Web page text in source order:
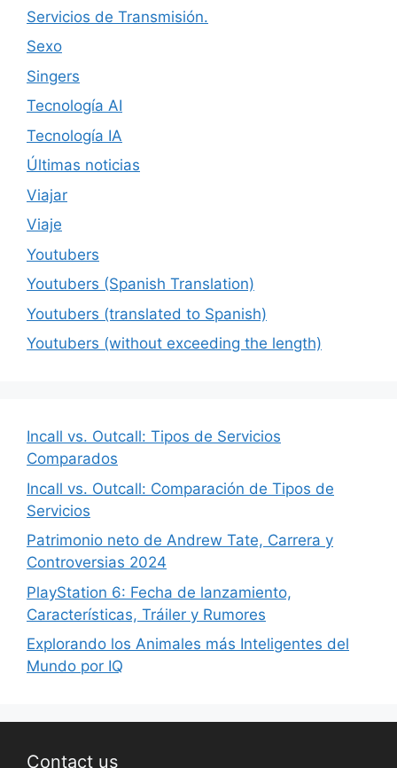
Servicios de Transmisión.
Sexo
Singers
Tecnología AI
Tecnología IA
Últimas noticias
Viajar
Viaje
Youtubers
Youtubers (Spanish Translation)
Youtubers (translated to Spanish)
Youtubers (without exceeding the length)
Incall vs. Outcall: Tipos de Servicios
Comparados
Incall vs. Outcall: Comparación de Tipos de
Servicios
Patrimonio neto de Andrew Tate, Carrera y
Controversias 2024
PlayStation 6: Fecha de lanzamiento,
Características, Tráiler y Rumores
Explorando los Animales más Inteligentes del
Mundo por IQ
Contact us